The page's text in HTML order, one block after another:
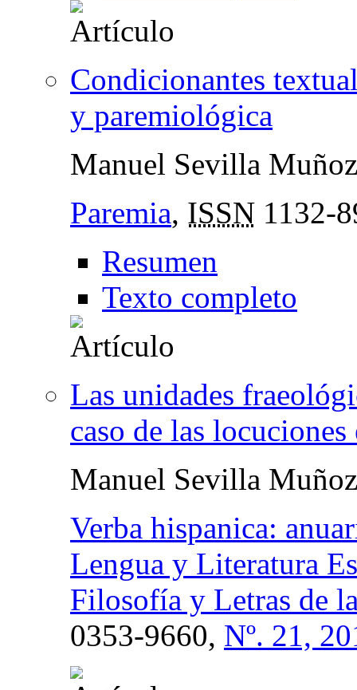
Condicionantes
y paremiológica
Manuel Sevilla Muñoz
Paremia, ISSN 1132-
Resumen
Texto completo
Las unidades
caso de las
Manuel Sevilla Muñoz
Verba hispanica:
Lengua y Literatura
Filosofía y Letras de
0353-9660, Nº. 21,